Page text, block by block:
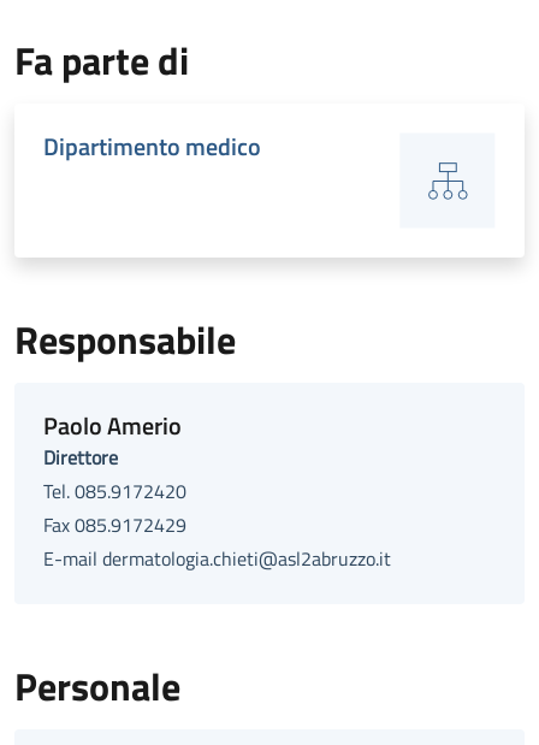
Fa parte di
Dipartimento medico
Responsabile
Paolo Amerio
Direttore
Tel. 085.9172420
Fax 085.9172429
E-mail dermatologia.chieti@asl2abruzzo.it
Personale